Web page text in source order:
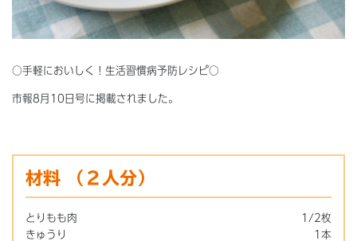
○手軽においしく！生活習慣病予防レシピ○
市報8月10日号に掲載されました。
材料 （２人分）
とりもも肉
1/2枚
きゅうり
1本